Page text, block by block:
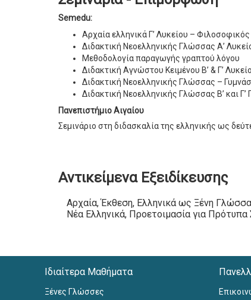
Semedu:
Αρχαία ελληνικά Γ’ Λυκείου –
Διδακτική Nεοελληνικής Γλώσσας Α’
Μεθοδολογία παραγωγής γραπτού λόγου
Διδακτική Αγνώστου Κειμένου Β’ & Γ’
Διδακτική Νεοελληνικής Γλώσσας –
Διδακτική Νεοελληνικής Γλώσσας Β’ και Γ’
Πανεπιστήμιο Αιγαίου
Σεμινάριο στη διδασκαλία της ελληνικής ως
Αντικείμενα Εξειδίκευσης
Αρχαία, Έκθεση, Ελληνικά ως Ξένη
Νέα Ελληνικά, Προετοιμασία για Πρότυπα
Ιδιαίτερα Μαθήματα
Ξένες Γλώσσες